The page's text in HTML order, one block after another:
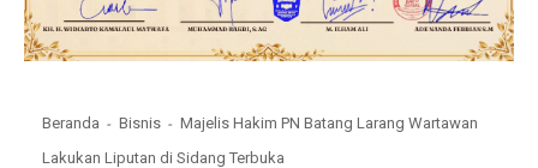
Beranda Bisnis
Majelis Hakim PN Batang Larang Wartawan
Lakukan Liputan di Sidang Terbuka